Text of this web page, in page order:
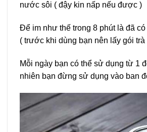
nước sôi ( đậy kin nấp nếu được )
Để im như thế trong 8 phút là đã
( trước khi dùng bạn nên lấy gói trà
Mỗi ngày bạn có thể sử dụng từ 1
nhiên bạn đừng sử dụng vào ban